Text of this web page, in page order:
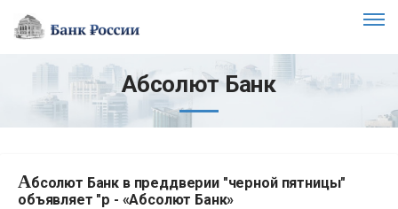
Абсолют Банк
Абсолют Банк в преддверии "черной пятницы"
объявляет "р - «Абсолют Банк»